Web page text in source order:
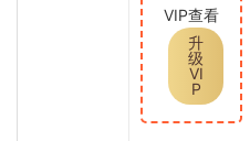
VIP查看
升
级
VI
P